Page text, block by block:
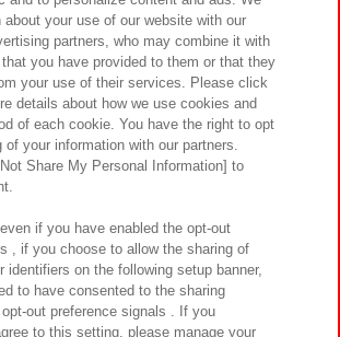
ンペーン
サステナビリティ サイトポリシー
ー ウェブアクセシビリティ方針と検証結果
まとともに
ント対応方針 よくあるご質問・お問い合わせ
about your use of our website with our
partners, who may combine it with
you have provided to them or that they
your use of their services. Please click
details about how we use cookies and
of each cookie. You have the right to opt
of your information with our partners.
Share My Personal Information] to
if you have enabled the opt-out
, if you choose to allow the sharing of
identifiers on the following setup banner,
to have consented to the sharing
out preference signals . If you
to this setting, please manage your